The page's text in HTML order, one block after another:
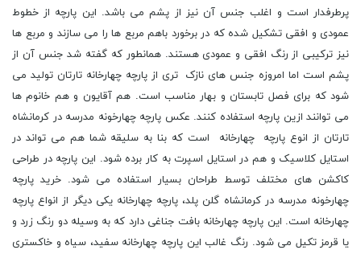
پرطرفدار است و اغلب جنس آن نیز از پشم می‎ باشد. این پارچه از خطوط
عمودی و افقی تشکیل شده که در برخورد باهم مربع ها را می سازند و مربع ها
نیز ترکیبی از رنگ افقی و عمودی هستند. همانطور که گفته شد جنس آن از
پشم است اما امروزه جنس های نازک تری از پارچه چهارخانه تارتان تولید می
شود که برای فصل تابستان و بهار مناسب است. هم آقایون و هم خانوم ها
می توانند ازین پارچه استفاده کنند. عکس پارچه چهارخونه مدرسه در کرمانشاه
تارتان از انوع پارچه چهارخانه است که بنا به سلیقه شما هم می تواند در
استایل کلاسیک و هم در استایل اسپرت به کار برده شود. این پارچه در طراحی
کاکشن های مختلف توسط طراحان بسیار استفاده می شود. خرید پارچه
چهارخونه مدرسه در کرمانشاه گلن پلد، پارچه چهارخانه یکی دیگر از انواع پارچه
چهارخانه است. این پارچه چهارخانه بافت جناغی دارد که به وسیله دو رنگ زرد و
یا قرمز تکیل می شود. رنگ غالب این پارچه چهارخانه سفید، سیاه و خاکستری